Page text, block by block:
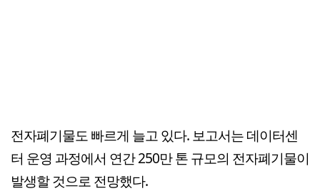
전자폐기물도 빠르게 늘고 있다. 보고서는 데이터센
터 운영 과정에서 연간 250만 톤 규모의 전자폐기물이
발생할 것으로 전망했다.